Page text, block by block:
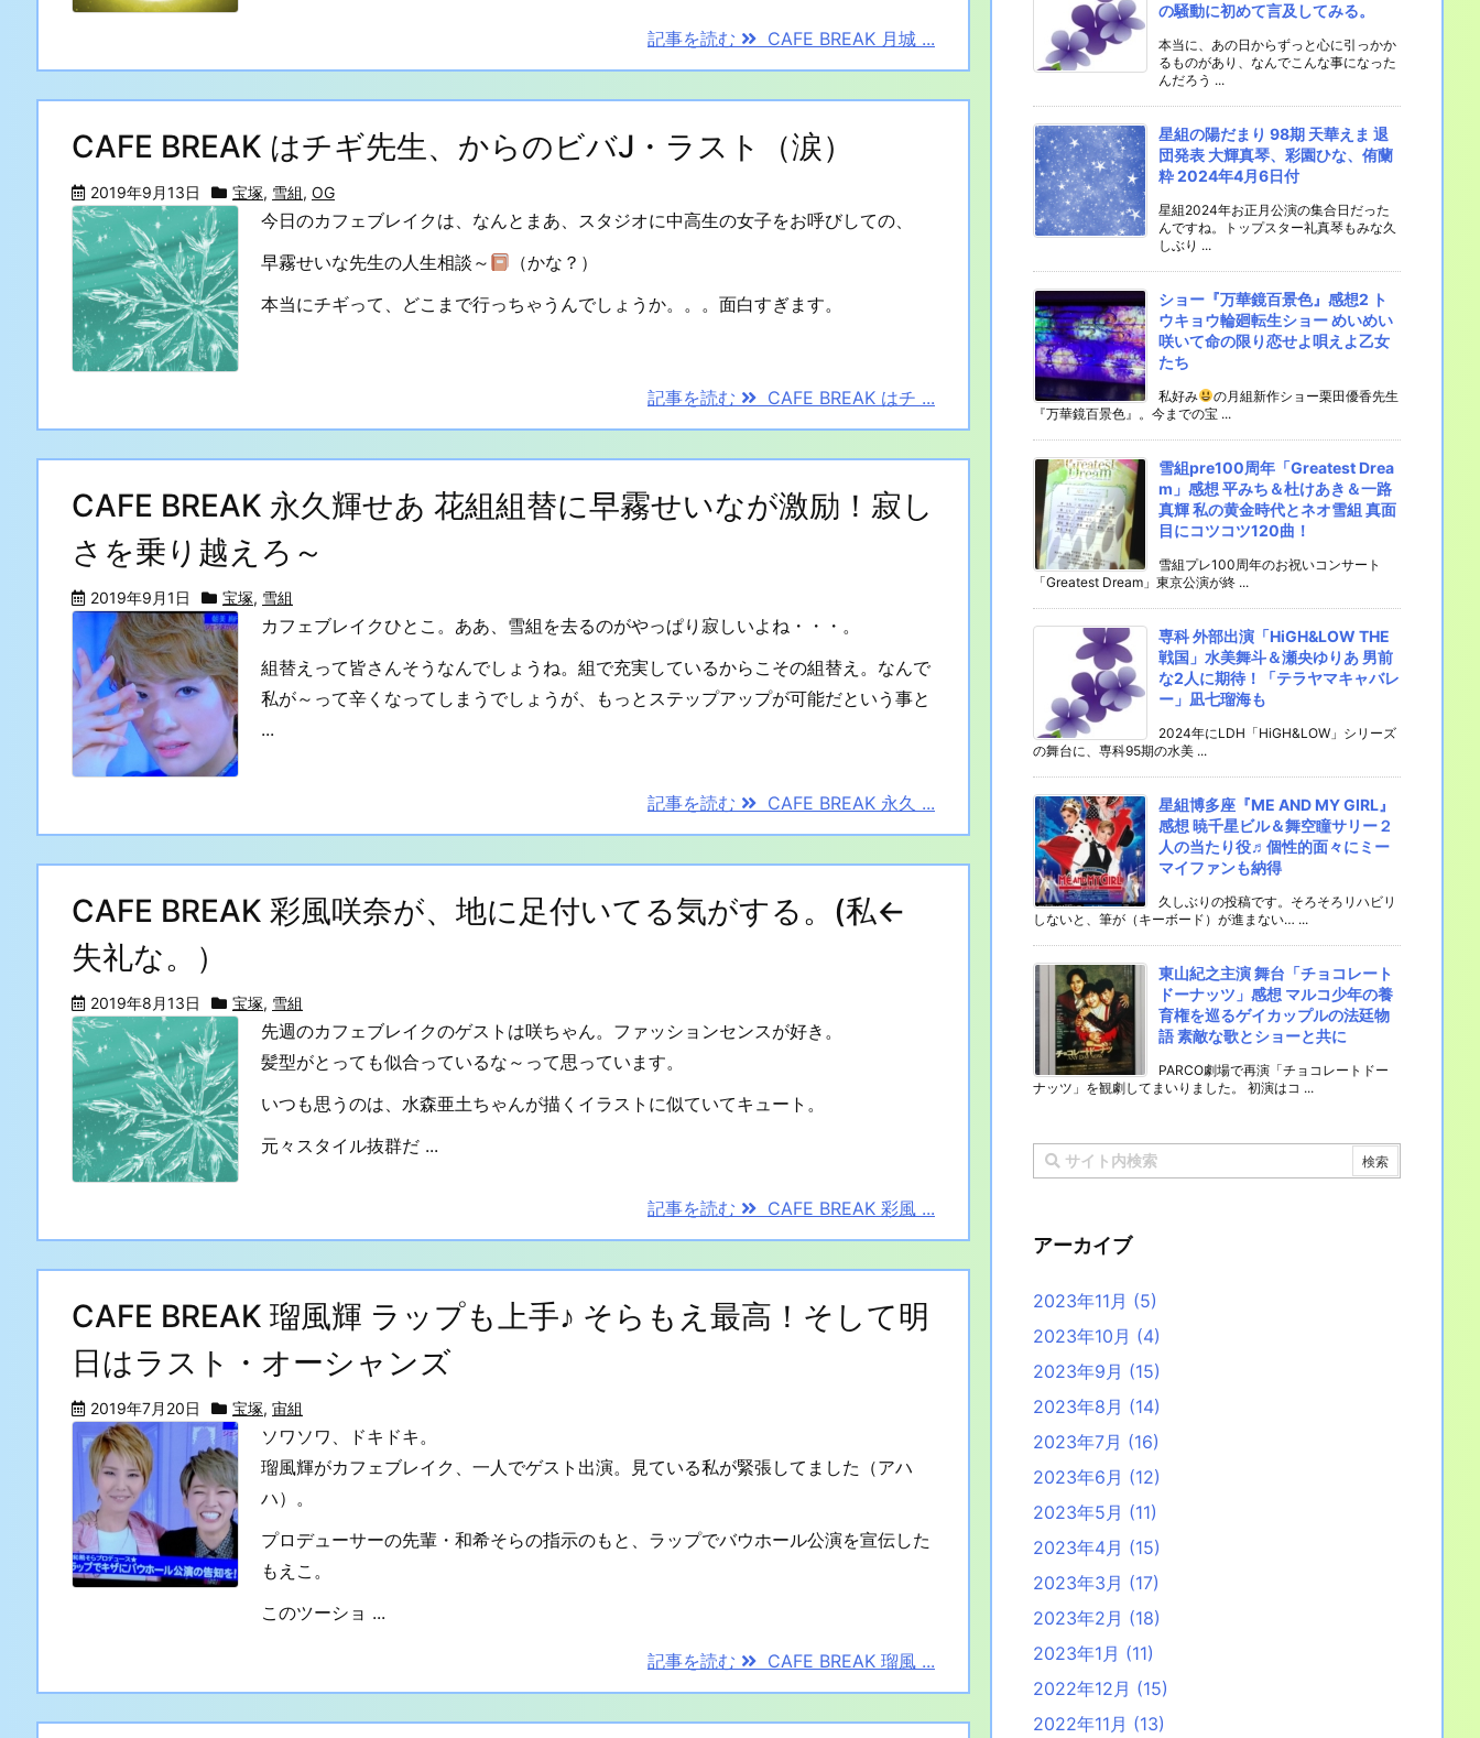
記事を読む CAFE BREAK 月城 ...
CAFE BREAK はチギ先生、からのビバJ・ラスト（涙）
2019年9月13日 宝塚, 雪組, OG
今日のカフェブレイクは、なんとまあ、スタジオに中高生の女子をお呼びしての、
早霧せいな先生の人生相談～
（かな？）
本当にチギって、どこまで行っちゃうんでしょうか。。。面白すぎます。
記事を読む CAFE BREAK はチ ...
CAFE BREAK 永久輝せあ 花組組替に早霧せいなが激励！寂し
さを乗り越えろ～
2019年9月1日 宝塚, 雪組
カフェブレイクひとこ。ああ、雪組を去るのがやっぱり寂しいよね・・・。
組替えって皆さんそうなんでしょうね。組で充実しているからこその組替え。なんで
私が～って辛くなってしまうでしょうが、もっとステップアップが可能だという事と
...
記事を読む CAFE BREAK 永久 ...
CAFE BREAK 彩風咲奈が、地に足付いてる気がする。(私←
失礼な。）
2019年8月13日 宝塚, 雪組
先週のカフェブレイクのゲストは咲ちゃん。ファッションセンスが好き。
髪型がとっても似合っているな～って思っています。
いつも思うのは、水森亜土ちゃんが描くイラストに似ていてキュート。
元々スタイル抜群だ ...
記事を読む CAFE BREAK 彩風 ...
CAFE BREAK 瑠風輝 ラップも上手♪ そらもえ最高！そして明
日はラスト・オーシャンズ
2019年7月20日 宝塚, 宙組
ソワソワ、ドキドキ。
瑠風輝がカフェブレイク、一人でゲスト出演。見ている私が緊張してました（アハ
ハ）。
プロデューサーの先輩・和希そらの指示のもと、ラップでバウホール公演を宣伝した
もえこ。
このツーショ ...
記事を読む CAFE BREAK 瑠風 ...
の騒動に初めて言及してみる。
本当に、あの日からずっと心に引っかか
るものがあり、なんでこんな事になった
んだろう ...
星組の陽だまり 98期 天華えま 退
団発表 大輝真琴、彩園ひな、侑蘭
粋 2024年4月6日付
星組2024年お正月公演の集合日だった
んですね。トップスター礼真琴もみな久
しぶり ...
ショー『万華鏡百景色』感想2 ト
ウキョウ輪廻転生ショー めいめい
咲いて命の限り恋せよ唄えよ乙女
たち
私好み
の月組新作ショー栗田優香先生
『万華鏡百景色』。今までの宝 ...
雪組pre100周年「Greatest Drea
m」感想 平みち＆杜けあき＆一路
真輝 私の黄金時代とネオ雪組 真面
目にコツコツ120曲！
雪組プレ100周年のお祝いコンサート
「Greatest Dream」東京公演が終 ...
専科 外部出演「HiGH&LOW THE
戦国」水美舞斗＆瀬央ゆりあ 男前
な2人に期待！「テラヤマキャバレ
ー」凪七瑠海も
2024年にLDH「HiGH&LOW」シリーズ
の舞台に、専科95期の水美 ...
星組博多座『ME AND MY GIRL』
感想 暁千星ビル＆舞空瞳サリー２
人の当たり役♬個性的面々にミー
マイファンも納得
久しぶりの投稿です。そろそろリハビリ
しないと、筆が（キーボード）が進まない… ...
東山紀之主演 舞台「チョコレート
ドーナッツ」感想 マルコ少年の養
育権を巡るゲイカップルの法廷物
語 素敵な歌とショーと共に
PARCO劇場で再演「チョコレートドー
ナッツ」を観劇してまいりました。 初演はコ ...
アーカイブ
2023年11月 (5)
2023年10月 (4)
2023年9月 (15)
2023年8月 (14)
2023年7月 (16)
2023年6月 (12)
2023年5月 (11)
2023年4月 (15)
2023年3月 (17)
2023年2月 (18)
2023年1月 (11)
2022年12月 (15)
2022年11月 (13)